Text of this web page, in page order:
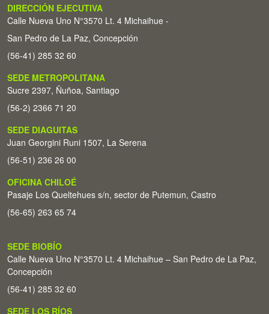
DIRECCIÓN EJECUTIVA
Calle Nueva Uno N°3570 Lt. 4 Michaihue -
San Pedro de La Paz, Concepción
(56-41) 285 32 60
SEDE METROPOLITANA
Sucre 2397, Ñuñoa, Santiago
(56-2) 2366 71 20
SEDE DIAGUITAS
Juan Georgini Runi 1507, La Serena
(56-51) 236 26 00
OFICINA CHILOÉ
Pasaje Los Queltehues s/n, sector de Putemun, Castro
(56-65) 263 65 74
SEDE BIOBÍO
Calle Nueva Uno N°3570 Lt. 4 Michaihue – San Pedro de La Paz,
Concepción
(56-41) 285 32 60
SEDE LOS RÍOS